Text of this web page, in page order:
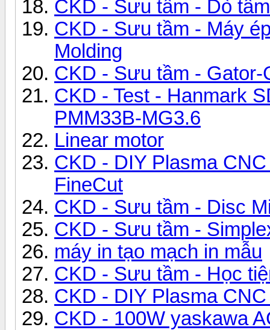
CKD - Sưu tầm - Dò
CKD - Sưu tầm - Máy
Molding
CKD - Sưu tầm -
CKD - Test - Hanmark
PMM33B-MG3.6
Linear motor
CKD - DIY Plasma
FineCut
CKD - Sưu tầm - Disc
CKD - Sưu tầm -
máy in tạo mạch in mẫu
CKD - Sưu tầm - Học
CKD - DIY Plasma
CKD - 100W yaskawa